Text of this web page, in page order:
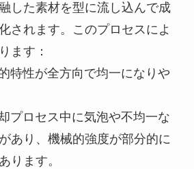
した素材を型に流し込んで成
されます。このプロセスによ
ます：
特性が全方向で均一になりや
プロセス中に気泡や不均一な
あり、機械的強度が部分的に
ります。